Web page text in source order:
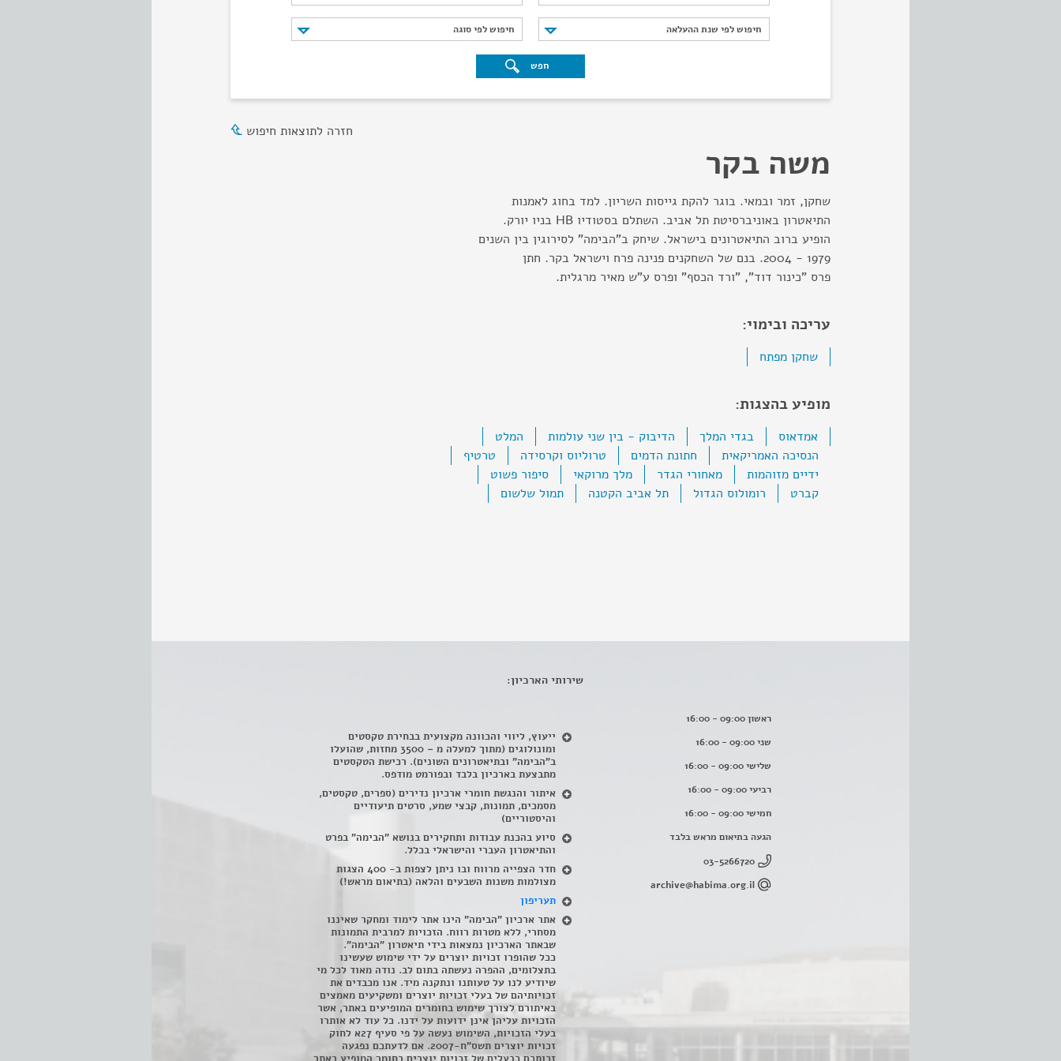
חיפוש לפי שנת ההעלאה
חיפוש לפי שנת ההעלאה חיפוש לפי סוגה
חיפוש לפי סוגה
חפש
חזרה לתוצאות חיפוש
משה בקר
שחקן, זמר ובמאי. בוגר להקת גייסות השריון. למד בחוג לאמנות
התיאטרון באוניברסיטת תל אביב. השתלם בסטודיו HB בניו יורק.
הופיע ברוב התיאטרונים בישראל. שיחק ב"הבימה" לסירוגין בין השנים
1979 - 2004. בנם של השחקנים פנינה פרח וישראל בקר. חתן
פרס "כינור דוד", "ורד הכסף" ופרס ע"ש מאיר מרגלית.
עריכה ובימוי:
שחקן מפתח
מופיע בהצגות:
אמדאוס בגדי המלך הדיבוק - בין שני עולמות
המלט
הנסיכה האמריקאית
חתונת הדמים טרוליוס וקרסידה
טרטיף
ידיים מזוהמות
מאחורי הגדר מלך מרוקאי
סיפור פשוט
קברט
רומולוס הגדול תל אביב הקטנה תמול שלשום
ראשון 09:00 - 16:00
שני 09:00 - 16:00
שלישי 09:00 - 16:00
רביעי 09:00 - 16:00
חמישי 09:00 - 16:00
הגעה בתיאום מראש בלבד
03-5266720
archive@habima.org.il
שירותי הארכיון:
ייעוץ, ליווי והכוונה מקצועית בבחירת טקסטים
ומונולוגים (מתוך למעלה מ – 3500 מחזות, שהועלו
ב"הבימה" ובתיאטרונים השונים). רכישת הטקסטים
מתבצעת בארכיון בלבד ובפורמט מודפס.
איתור והנגשת חומרי ארכיון נדירים (ספרים, טקסטים,
מסמכים, תמונות, קבצי שמע, סרטים תיעודיים
והיסטוריים)
סיוע בהכנת עבודות ותחקירים בנושא "הבימה" בפרט
והתיאטרון העברי והישראלי בכלל.
חדר הצפייה מרווח ובו ניתן לצפות ב- 400 הצגות
מצולמות משנות השבעים והלאה (בתיאום מראש!)
תעריפון
אתר ארכיון "הבימה" הינו אתר לימוד ומחקר שאיננו
מסחרי, ללא מטרות רווח. הזכויות למרבית התמונות
שבאתר הארכיון נמצאות בידי תיאטרון "הבימה".
ככל שהופרו זכויות יוצרים על ידי שימוש שעשינו
בתצלומים, ההפרה נעשתה בתום לב. נודה מאוד לכל מי
שיודיע לנו על טעותנו ונתקנה מיד. אנו מכבדים את
זכויותיהם של בעלי זכויות יוצרים ומשקיעים מאמצים
באיתורם לצורך שימוש בחומרים המופיעים באתר, אשר
הזכויות עליהן אינן ידועות על ידנו. כל עוד לא אותרו
בעלי הזכויות, השימוש נעשה על פי סעיף 27א לחוק
זכויות יוצרים תשס"ח-2007. אם לדעתכם נפגעה